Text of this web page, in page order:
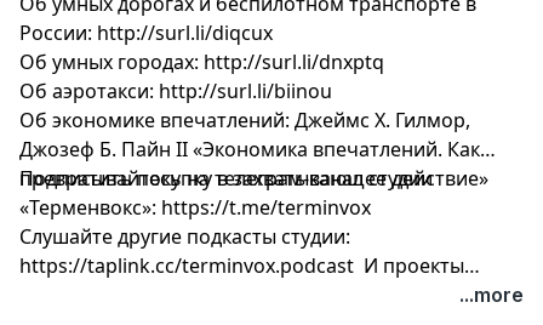
России: http://surl.li/diqcux
Об умных городах: http://surl.li/dnxptq
Об аэротакси: http://surl.li/biinou
Об экономике впечатлений: Джеймс Х. Гилмор,
Джозеф Б. Пайн II «Экономика впечатлений. Как
превратить покупку в захватывающее действие»
Подписывайтесь на телеграм-канал студии
«Терменвокс»: https://t.me/terminvox
Слушайте другие подкасты студии:
https://taplink.cc/terminvox.podcast И проекты
...more